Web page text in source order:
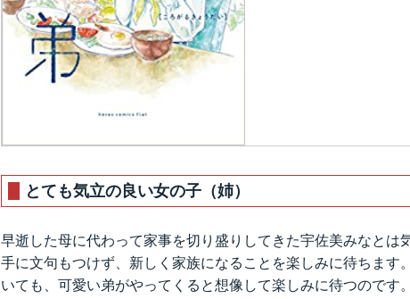
とても気立の良い女の子（姉）
早逝した母に代わって家事を切り盛りしてきた宇佐美みなとは
手に文句もつけず、新しく家族になることを楽しみに待ちます
いても、可愛い弟がやってくると想像して楽しみに待つのです。